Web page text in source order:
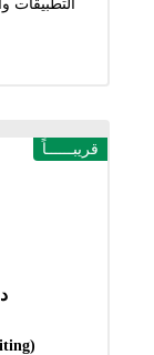
التطبيقات
قريبــــــاً
(Research and testing for UX Writing)